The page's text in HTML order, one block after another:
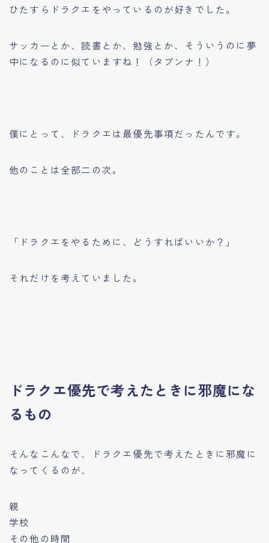
ひたすらドラクエをやっているのが好きでした。
サッカーとか、読書とか、勉強とか、そういうのに夢
中になるのに似ていますね！（タブンナ！）
僕にとって、ドラクエは最優先事項だったんです。
他のことは全部二の次。
「ドラクエをやるために、どうすればいいか？」
それだけを考えていました。
ドラクエ優先で考えたときに邪魔にな
るもの
そんなこんなで、ドラクエ優先で考えたときに邪魔に
なってくるのが、
親
学校
その他の時間